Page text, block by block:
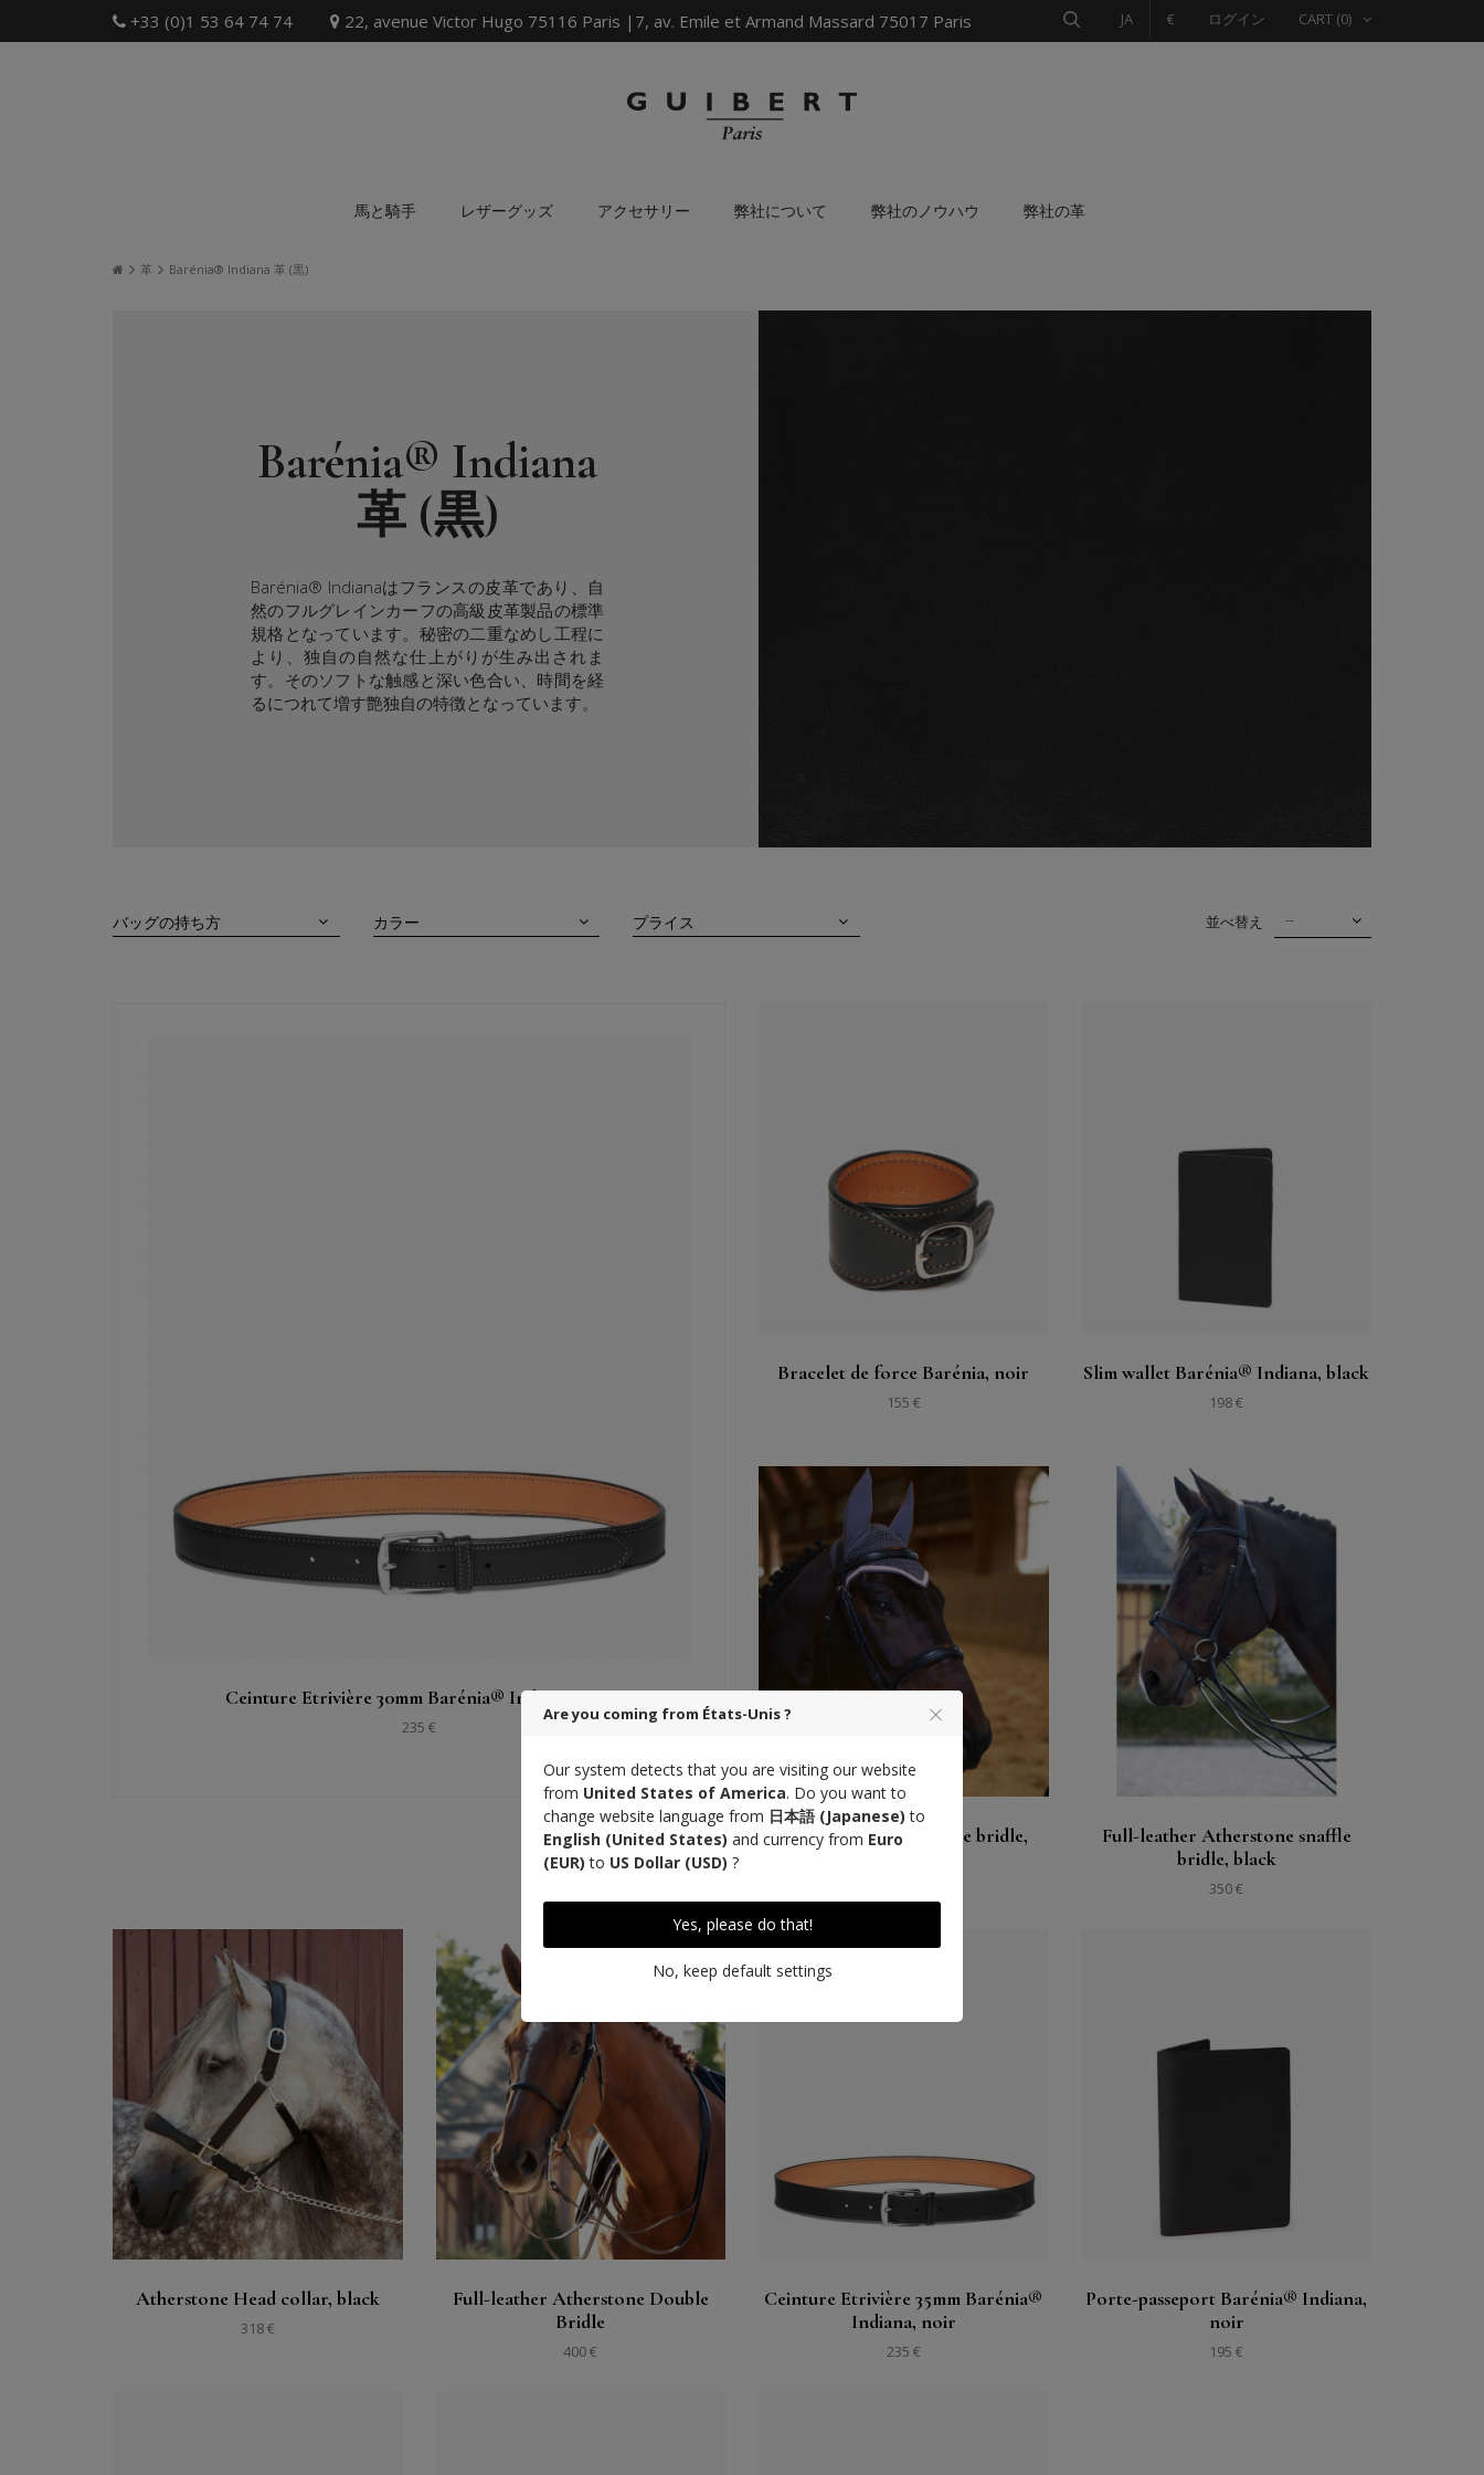
+33 (0)1 53 64 74 74 22, avenue Victor Hugo 75116 Paris |7, av. Emile et Armand Massard 75017 Paris CART (0)
ログイン
€
JA
馬と騎手 レザーグッズ アクセサリー 弊社について 弊社のノウハウ 弊社の革
革 Barénia® Indiana 革 (黒)
Barénia® Indiana
革 (黒)
Barénia® Indianaはフランスの皮革であり、自
然のフルグレインカーフの高級皮革製品の標準
規格となっています。秘密の二重なめし工程に
より、独自の自然な仕上がりが生み出されま
す。そのソフトな触感と深い色合い、時間を経
るにつれて増す艶独自の特徴となっています。
バッグの持ち方 カラー プライス 並べ替え --
Ceinture Etrivière 30mm Barénia® Indiana, noir
235 €
購入する
Bracelet de force Barénia, noir
155 €
Slim wallet Barénia® Indiana, black
198 €
購入する
Calf padded Ath. snaffle bridle,
購入する
Full-leather Atherstone snaffle
bridle, black
350 €
見る
Atherstone Head collar, black
318 €
見る 購入する
Full-leather Atherstone Double
Bridle
400 €
見る 購入する
Ceinture Etrivière 35mm Barénia®
Indiana, noir
235 €
Porte-passeport Barénia® Indiana,
noir
195 €
Are you coming from États-Unis ?
Our system detects that you are visiting our website
from United States of America. Do you want to
change website language from 日本語 (Japanese) to
English (United States) and currency from Euro
(EUR) to US Dollar (USD) ?
Yes, please do that!
No, keep default settings